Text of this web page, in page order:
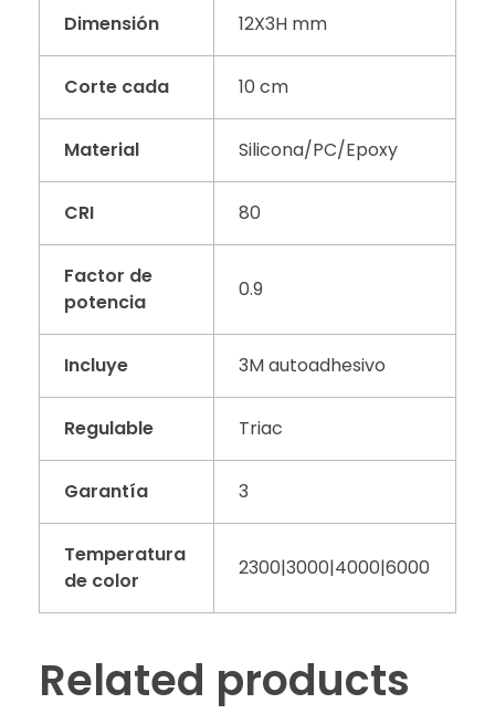
Dimensión 12X3H mm
Corte cada 10 cm
Material Silicona/PC/Epoxy
CRI 80
Factor de
potencia
0.9
Incluye 3M autoadhesivo
Regulable Triac
Garantía 3
Temperatura
de color
2300|3000|4000|6000
Related products